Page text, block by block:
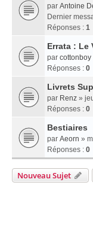
par Antoine
Dernier
Réponses : 1
Errata : Le
par cottonboy
Réponses : 0
Livrets
par Renz »
Réponses : 0
Bestiaires
par Aeorn »
Réponses : 0
Nouveau Sujet